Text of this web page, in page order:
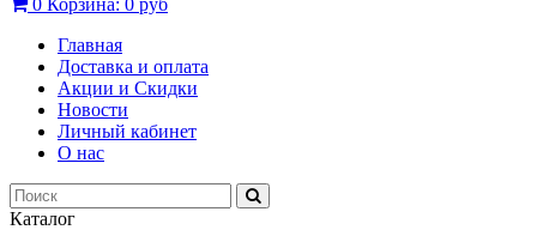
0 Корзина: 0 руб
Главная
Доставка и оплата
Акции и Скидки
Новости
Личный кабинет
О нас
Каталог